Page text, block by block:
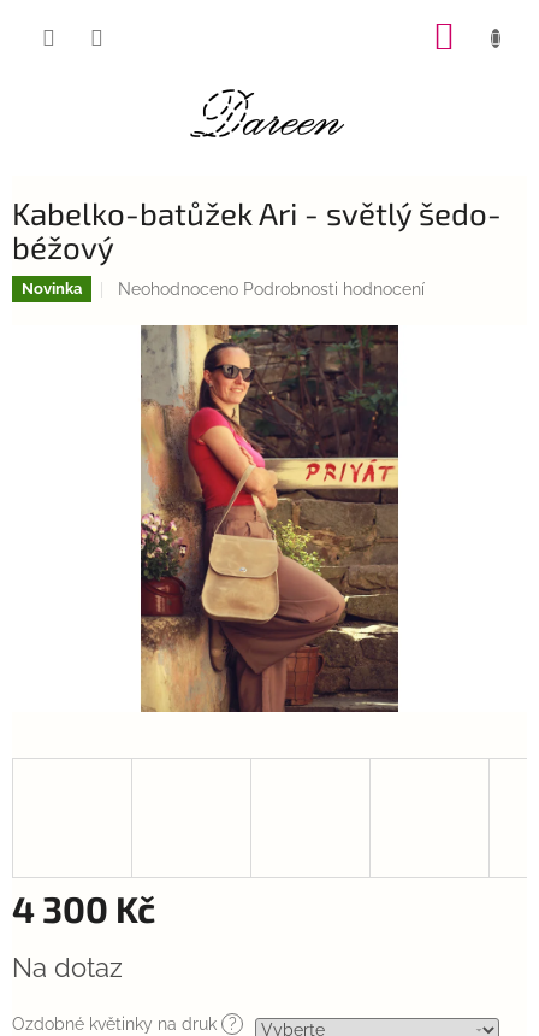
Kabelko-batůžek Ari - světlý šedo-
béžový
Novinka
Průměrné
produktu
0,0
hvězdiček.
Neohodnoceno Podrobnosti hodnocení
4 300 Kč
cena:
Na dotaz
Ozdobné květinky na druk ?